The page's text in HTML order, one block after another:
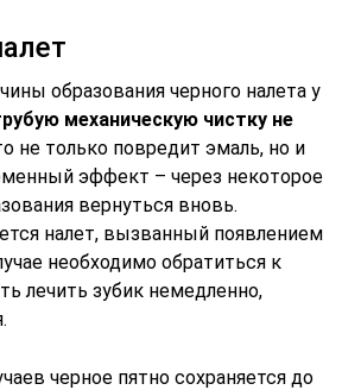
образования черного налета у
механическую чистку не
не только повредит эмаль, но и
эффект – через некоторое
вернуться вновь.
налет, вызванный появлением
необходимо обратиться к
лечить зубик немедленно,
черное пятно сохраняется до